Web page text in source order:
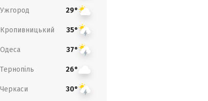
Ужгород 29°
Кропивницький 35°
Одеса 37°
Тернопіль 26°
Черкаси 30°